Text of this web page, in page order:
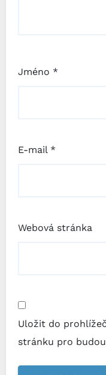
Jméno *
E-mail *
Webová stránka
Uložit do
stránku pro